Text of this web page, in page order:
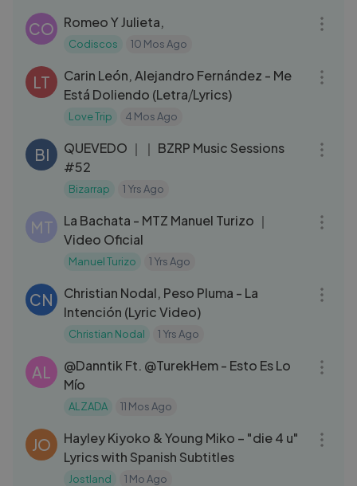
CO Romeo Y Julieta,
Codiscos 10 Mos Ago
LT
Carin León, Alejandro Fernández - Me
Está Doliendo (Letra⧸Lyrics)
Love Trip 4 Mos Ago
BI
QUEVEDO ｜｜ BZRP Music Sessions
#52
Bizarrap 1 Yrs Ago
MT
La Bachata - MTZ Manuel Turizo ｜
Video Oficial
Manuel Turizo 1 Yrs Ago
CN
Christian Nodal, Peso Pluma - La
Intención (Lyric Video)
Christian Nodal 1 Yrs Ago
AL
‪@Danntik‬ Ft. ‪@TurekHem‬ - Esto Es Lo
Mío
ALZADA 11 Mos Ago
JO
Hayley Kiyoko & Young Miko – "die 4 u"
Lyrics with Spanish Subtitles
Jostland 1 Mo Ago